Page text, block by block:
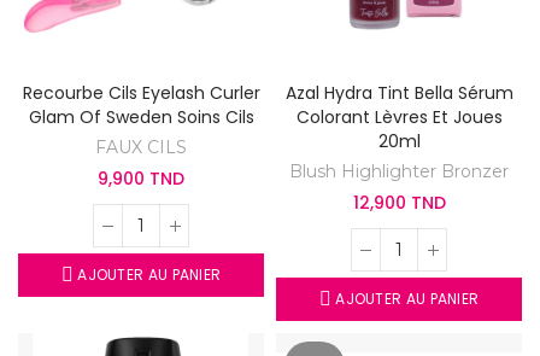
Recourbe Cils Eyelash Curler
Glam Of Sweden Soins Cils
FAUX CILS
9,900 TND
AJOUTER AU PANIER
Azal Hydra Tint Bella Sérum
Colorant Lèvres Et Joues
20ml
Blush Highlighter Bronzer
12,900 TND
AJOUTER AU PANIER